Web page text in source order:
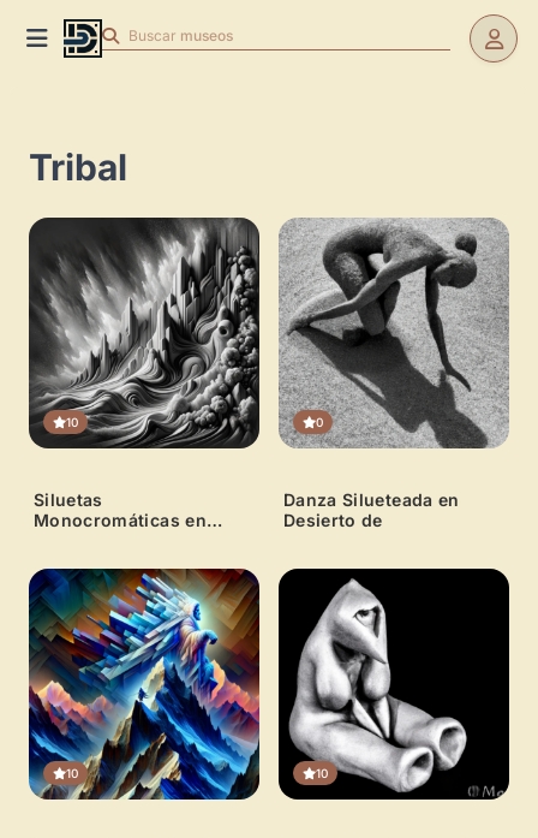
Buscar museos
Tribal
10
Siluetas
Monocromáticas en
10
0
Danza Silueteada en
Desierto de
10